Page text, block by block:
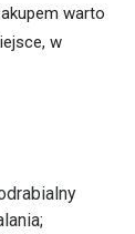
warto
w